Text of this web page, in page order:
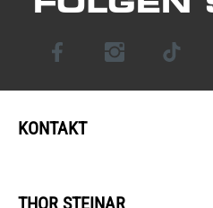
KONTAKT
THOR STEINAR